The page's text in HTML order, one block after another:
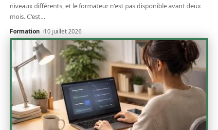
niveaux différents, et le formateur n'est pas disponible avant deux
mois. C'est…
Formation 10 juillet 2026